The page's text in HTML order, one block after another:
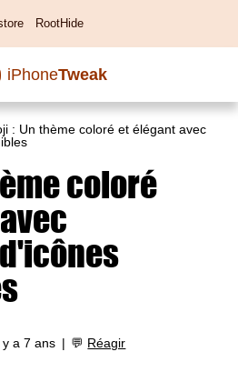
RootHide
iPhoneTweak
: Un thème coloré et élégant avec
coloré
Il y a 7 ans 💬 Réagir